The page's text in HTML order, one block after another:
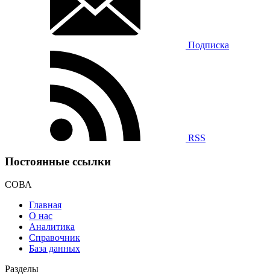
Подписка
RSS
Постоянные ссылки
СОВА
Главная
О нас
Аналитика
Справочник
База данных
Разделы